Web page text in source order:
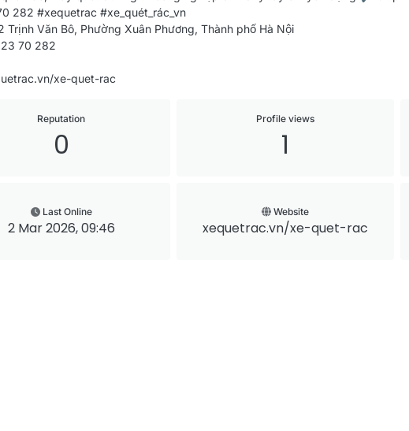
282 #xequetrac #xe_quét_rác_vn
Trịnh Văn Bô, Phường Xuân Phương, Thành phố Hà Nội
70 282
xe-quet-rac
Reputation
0
Profile views
1
Last Online
2 Mar 2026, 09:46
Website
xequetrac.vn/xe-quet-rac